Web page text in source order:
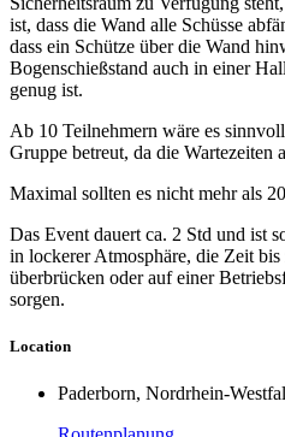
ist, dass die Wand alle Schüsse
dass ein Schütze über die Wand
Bogenschießstand auch in einer
genug ist.
Ab 10 Teilnehmern wäre es
Gruppe betreut, da die Wartezeiten
Maximal sollten es nicht mehr als
Das Event dauert ca. 2 Std und ist
in lockerer Atmosphäre, die Zeit bis
überbrücken oder auf einer
sorgen.
Location
Paderborn, Nordrhein-